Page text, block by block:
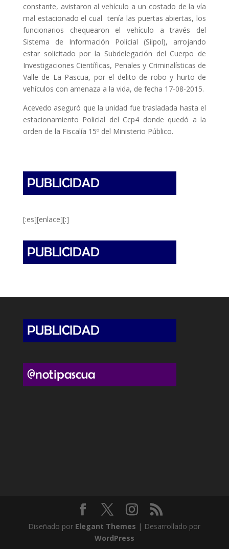
constante, avistaron al vehículo a un costado de la vía
mal estacionado el cual tenía las puertas abiertas, los
funcionarios chequearon el vehículo a través del
Sistema de Información Policial (Siipol), arrojando
estar solicitado por la Subdelegación del Cuerpo de
Investigaciones Científicas, Penales y Criminalísticas de
Valle de La Pascua, por el delito de robo y hurto de
vehículos con amenaza a la vida, de fecha 17-08-2015.
Acevedo aseguró que la unidad fue trasladada hasta el
estacionamiento Policial del Ccp4 donde quedó a la
orden de la Fiscalía 15º del Ministerio Público.
[:es][enlace][:]
Diseñado por Elegant Themes | Desarrollado por
WordPress